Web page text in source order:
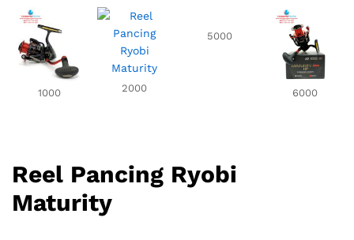
1000 2000
5000
6000
Reel Pancing Ryobi
Maturity